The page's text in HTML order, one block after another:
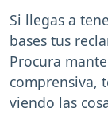
Si llegas a
bases tus
Procura
comprensiva,
viendo las